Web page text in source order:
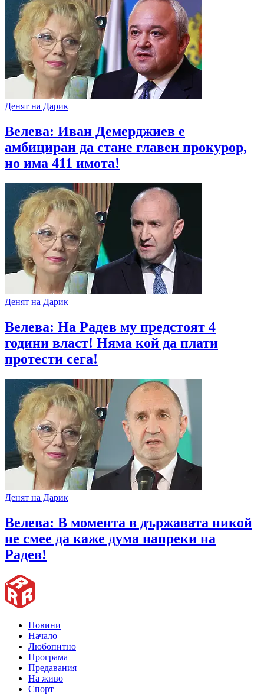
Денят на Дарик
Велева: Иван Демерджиев е
амбициран да стане главен прокурор,
но има 411 имота!
Денят на Дарик
Велева: На Радев му предстоят 4
години власт! Няма кой да плати
протести сега!
Денят на Дарик
Велева: В момента в държавата никой
не смее да каже дума напреки на
Радев!
Новини
Начало
Любопитно
Програма
Предавания
На живо
Спорт